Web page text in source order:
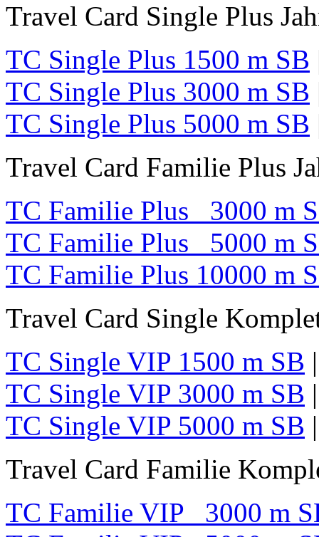
Travel Card Single Plus
TC Single Plus 1500 m SB
TC Single Plus 3000 m SB
TC Single Plus 5000 m SB
Travel Card Familie Plus
TC Familie Plus 3000 m
TC Familie Plus 5000 m
TC Familie Plus 10000 m
Travel Card Single
TC Single VIP 1500 m SB
TC Single VIP 3000 m SB
TC Single VIP 5000 m SB
Travel Card Familie
TC Familie VIP 3000 m